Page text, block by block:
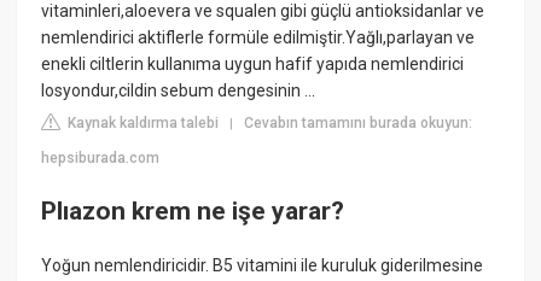
vitaminleri,aloevera ve squalen gibi güçlü antioksidanlar ve
nemlendirici aktiflerle formüle edilmiştir.Yağlı,parlayan ve
enekli ciltlerin kullanıma uygun hafif yapıda nemlendirici
losyondur,cildin sebum dengesinin ...
Kaynak kaldırma talebi |Cevabın tamamını burada okuyun:
hepsiburada.com
Plıazon krem ne işe yarar?
Yoğun nemlendiricidir. B5 vitamini ile kuruluk giderilmesine